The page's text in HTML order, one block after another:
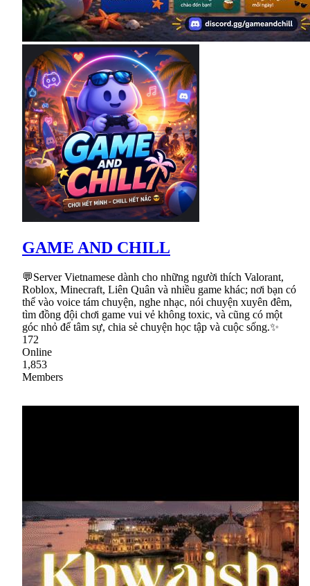
GAME AND CHILL
💬Server Vietnamese dành cho những người thích Valorant,
Roblox, Minecraft, Liên Quân và nhiều game khác; nơi bạn có
thể vào voice tám chuyện, nghe nhạc, nói chuyện xuyên đêm,
tìm đồng đội chơi game vui vẻ không toxic, và cũng có một
góc nhỏ để tâm sự, chia sẻ chuyện học tập và cuộc sống.✨
172
Online
1,853
Members